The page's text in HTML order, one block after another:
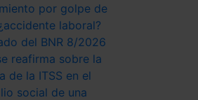
por golpe de
laboral?
del BNR 8/2026
reafirma sobre la
de la ITSS en el
social de una